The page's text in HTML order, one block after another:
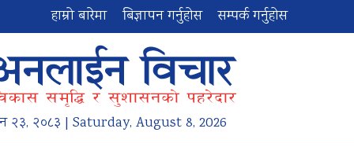
हाम्रो बारेमा बिज्ञापन गर्नुहोस सम्पर्क गर्नुहोस
२३, २०८३ | Saturday, August 8, 2026